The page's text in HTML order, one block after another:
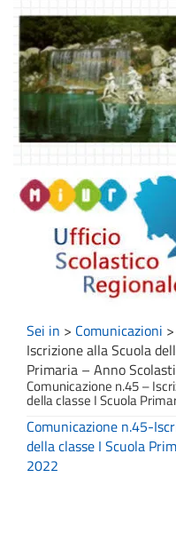
Sei in > Comunicazioni >
Iscrizione alla Scuola
Primaria – Anno
Comunicazione n.45 –
della classe I Scuola
Comunicazione n.45-
della classe I Scuola
2022